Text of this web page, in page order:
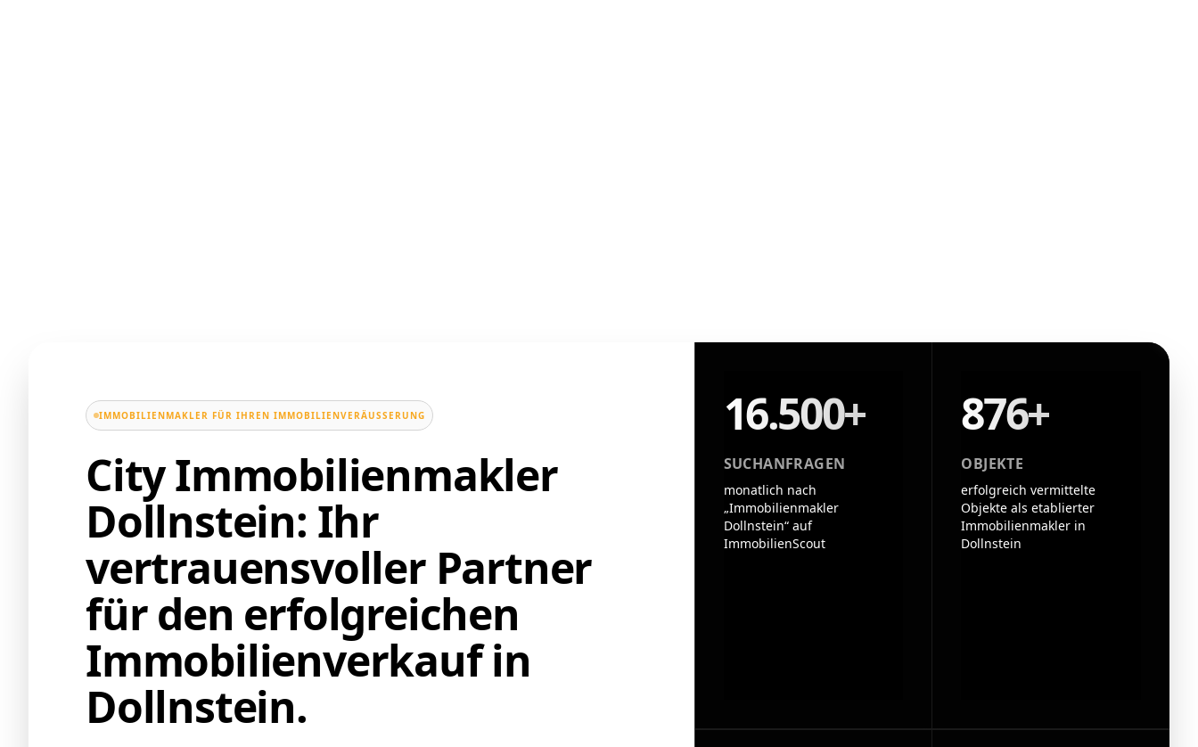
IMMOBILIENMAKLER FÜR IHREN IMMOBILIENVERÄUSSERUNG
City Immobilienmakler
Dollnstein: Ihr
vertrauensvoller Partner
für den erfolgreichen
Immobilienverkauf in
Dollnstein.
16.500+
SUCHANFRAGEN
monatlich nach
„Immobilienmakler
Dollnstein“ auf
ImmobilienScout
876+
OBJEKTE
erfolgreich vermittelte
Objekte als etablierter
Immobilienmakler in
Dollnstein